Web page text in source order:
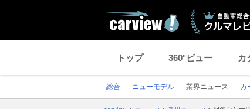
トップ 360°ビュー カ
総合 ニューモデル 業界ニュース カ